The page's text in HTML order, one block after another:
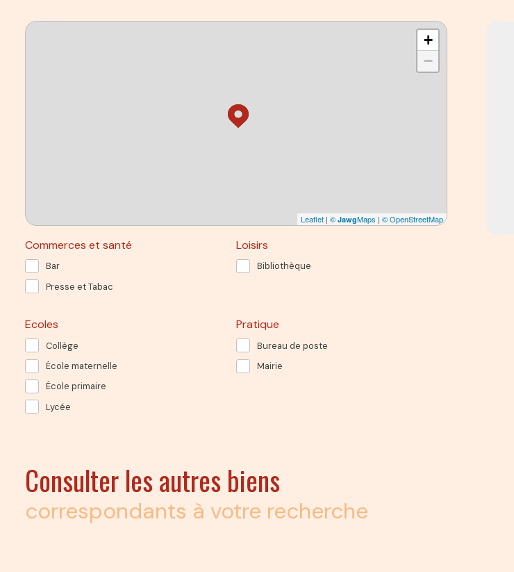
+
−
Leaflet | © JawgMaps | © OpenStreetMap
Commerces et santé
Bar
Presse et Tabac
Loisirs
Bibliothèque
Ecoles
Collège
École maternelle
École primaire
Lycée
Pratique
Bureau de poste
Mairie
Consulter les autres biens
correspondants à votre recherche